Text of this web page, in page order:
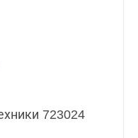
723024